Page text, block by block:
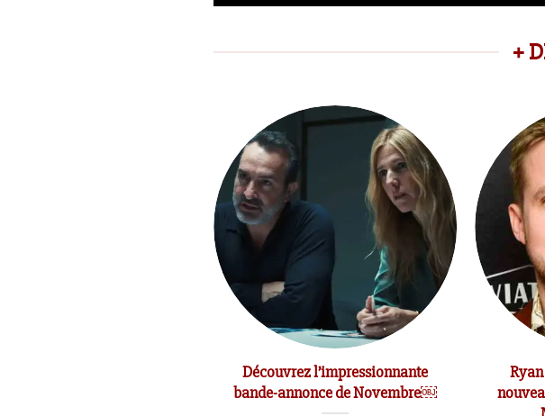
+
Découvrez l’impressionnante
bande-annonce de Novembre￼